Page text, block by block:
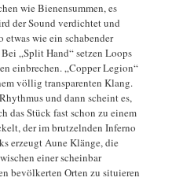
wie Bienensummen, es
der Sound verdichtet und
wie ein schabender
„Split Hand“ setzen Loops
einbrechen. „Copper Legion“
völlig transparenten Klang.
und dann scheint es,
das Stück fast schon zu einem
der im brutzelnden Inferno
erzeugt Aune Klänge, die
einer scheinbar
bevölkerten Orten zu situieren